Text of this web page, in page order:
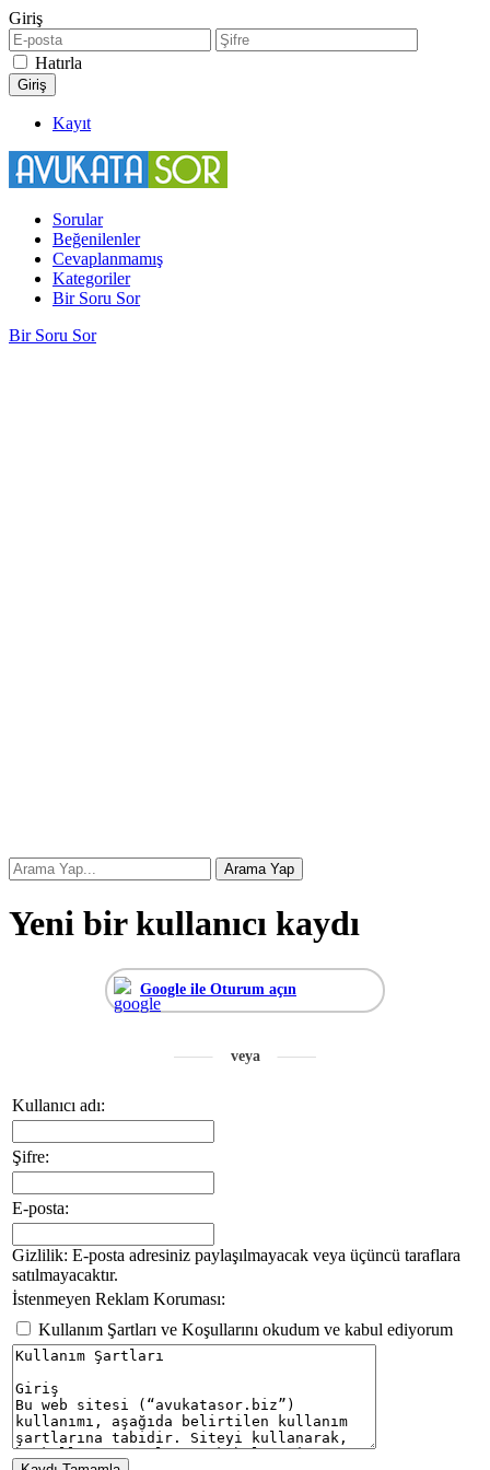
Giriş
Hatırla
Kayıt
Sorular
Beğenilenler
Cevaplanmamış
Kategoriler
Bir Soru Sor
Bir Soru Sor
Yeni bir kullanıcı kaydı
Google ile Oturum açın
Kullanıcı adı:
Şifre:
E-posta:
Gizlilik: E-posta adresiniz paylaşılmayacak veya üçüncü taraflara
satılmayacaktır.
İstenmeyen Reklam Koruması:
Kullanım Şartları ve Koşullarını okudum ve kabul ediyorum